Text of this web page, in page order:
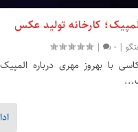
کارخانه تولید عکس
|
0
|